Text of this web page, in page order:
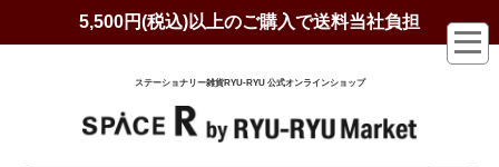
5,500円(税込)以上のご購入で送料当社負担
ステーショナリー雑貨RYU-RYU 公式オンラインショップ